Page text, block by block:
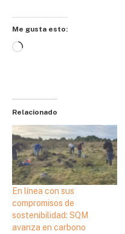
Me gusta esto:
Cargando...
Relacionado
En línea con sus
compromisos de
sostenibilidad: SQM
avanza en carbono